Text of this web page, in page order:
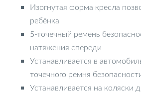
Изогнутая форма кресла
ребёнка
5-точечный ремень
натяжения спереди
Устанавливается в
точечного ремня
Устанавливается на коляски